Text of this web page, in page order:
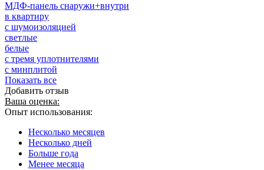
МДФ-панель снаружи+внутри
в квартиру
с шумоизоляцией
светлые
белые
с тремя уплотнителями
с минплитой
Показать все
Добавить отзыв
Ваша оценка:
Опыт использования:
Несколько месяцев
Несколько дней
Больше года
Менее месяца